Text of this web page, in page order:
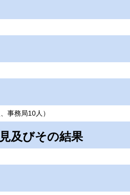
事務局10人）
及びその結果